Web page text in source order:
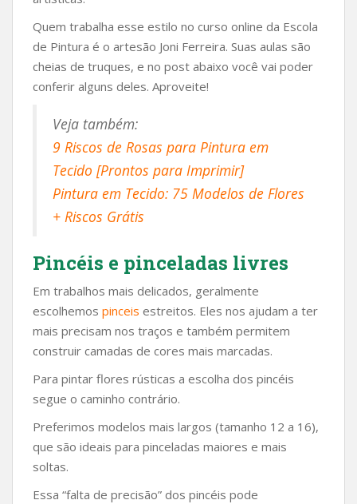
Quem trabalha esse estilo no curso online da Escola
de Pintura é o artesão Joni Ferreira. Suas aulas são
cheias de truques, e no post abaixo você vai poder
conferir alguns deles. Aproveite!
Veja também:
9 Riscos de Rosas para Pintura em
Tecido [Prontos para Imprimir]
Pintura em Tecido: 75 Modelos de Flores
+ Riscos Grátis
Pincéis e pinceladas livres
Em trabalhos mais delicados, geralmente
escolhemos pinceis estreitos. Eles nos ajudam a ter
mais precisam nos traços e também permitem
construir camadas de cores mais marcadas.
Para pintar flores rústicas a escolha dos pincéis
segue o caminho contrário.
Preferimos modelos mais largos (tamanho 12 a 16),
que são ideais para pinceladas maiores e mais
soltas.
Essa “falta de precisão” dos pincéis pode